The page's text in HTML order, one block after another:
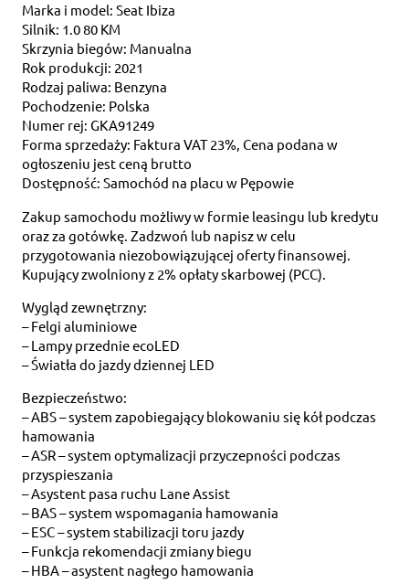
Marka i model: Seat Ibiza
Silnik: 1.0 80 KM
Skrzynia biegów: Manualna
Rok produkcji: 2021
Rodzaj paliwa: Benzyna
Pochodzenie: Polska
Numer rej: GKA91249
Forma sprzedaży: Faktura VAT 23%, Cena podana w
ogłoszeniu jest ceną brutto
Dostępność: Samochód na placu w Pępowie
Zakup samochodu możliwy w formie leasingu lub kredytu
oraz za gotówkę. Zadzwoń lub napisz w celu
przygotowania niezobowiązującej oferty finansowej.
Kupujący zwolniony z 2% opłaty skarbowej (PCC).
Wygląd zewnętrzny:
– Felgi aluminiowe
– Lampy przednie ecoLED
– Światła do jazdy dziennej LED
Bezpieczeństwo:
– ABS – system zapobiegający blokowaniu się kół podczas
hamowania
– ASR – system optymalizacji przyczepności podczas
przyspieszania
– Asystent pasa ruchu Lane Assist
– BAS – system wspomagania hamowania
– ESC – system stabilizacji toru jazdy
– Funkcja rekomendacji zmiany biegu
– HBA – asystent nagłego hamowania